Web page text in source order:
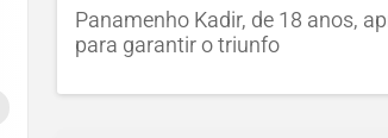
Panamenho Kadir, de 18 anos,
para garantir o triunfo